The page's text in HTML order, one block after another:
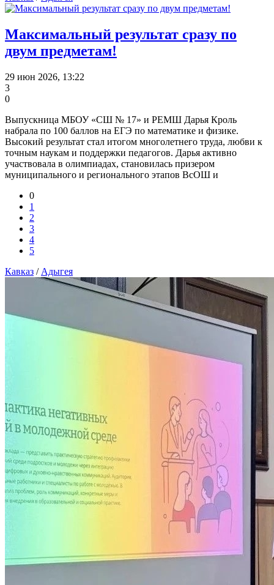
Максимальный результат сразу по
двум предметам!
29 июн 2026, 13:22
3
0
Выпускница МБОУ «СШ № 17» и РЕМШ Дарья Кроль
набрала по 100 баллов на ЕГЭ по математике и физике.
Высокий результат стал итогом многолетнего труда, любви к
точным наукам и поддержки педагогов. Дарья активно
участвовала в олимпиадах, становилась призером
муниципального и регионального этапов ВсОШ и
0
1
2
3
4
5
Кавказ / Адыгея